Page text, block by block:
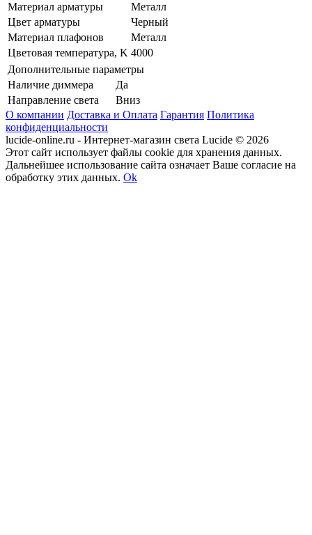
Материал арматуры
Металл
Цвет арматуры
Черный
Материал плафонов
Металл
Цветовая температура, K 4000
Дополнительные параметры
Наличие диммера
Да
Направление света
Вниз
О компании Доставка и Оплата Гарантия Политика
конфиденциальности
lucide-online.ru - Интернет-магазин света Lucide © 2026
Этот сайт использует файлы cookie для хранения данных.
Дальнейшее использование сайта означает Ваше согласие на
обработку этих данных. Ok